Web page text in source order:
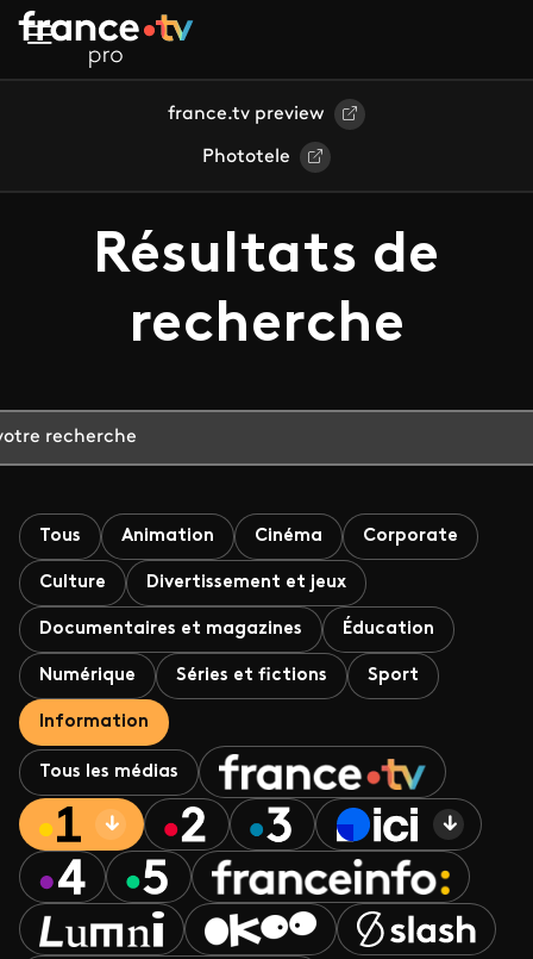
Aller au contenu principal
france.tv preview
Phototele
Résultats de
recherche
Tous Animation Cinéma Corporate
Culture Divertissement et jeux
Documentaires et magazines Éducation
Numérique Séries et fictions Sport
Information
Tous les médias